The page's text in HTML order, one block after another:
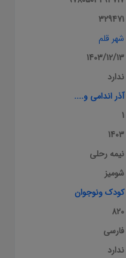
329471
شهر قلم
1403/12/13
ندارد
آذر اندامی و....
1
1403
نیمه رحلی
شومیز
کودک ونوجوان
820
فارسی
ندارد